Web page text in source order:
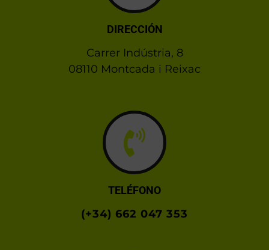
DIRECCIÓN
Carrer Indústria, 8
08110 Montcada i Reixac
TELÉFONO
(+34) 662 047 353